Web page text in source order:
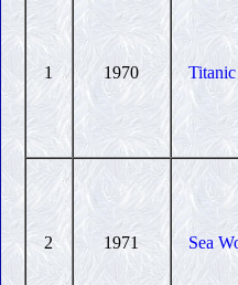
1 1970 Titanic
2 1971 Sea